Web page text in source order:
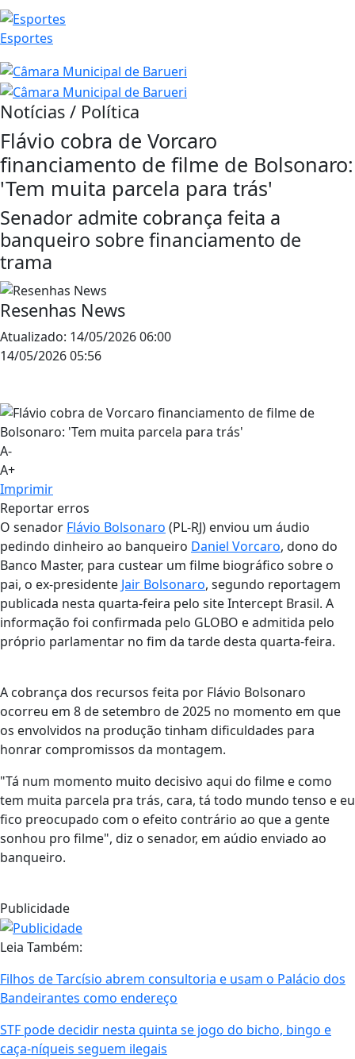
Esportes
Notícias / Política
Flávio cobra de Vorcaro
financiamento de filme de Bolsonaro:
'Tem muita parcela para trás'
Senador admite cobrança feita a
banqueiro sobre financiamento de
trama
Resenhas News
Atualizado: 14/05/2026 06:00
14/05/2026 05:56
A-
A+
Imprimir
Reportar erros
O senador Flávio Bolsonaro (PL-RJ) enviou um áudio
pedindo dinheiro ao banqueiro Daniel Vorcaro, dono do
Banco Master, para custear um filme biográfico sobre o
pai, o ex-presidente Jair Bolsonaro, segundo reportagem
publicada nesta quarta-feira pelo site Intercept Brasil. A
informação foi confirmada pelo GLOBO e admitida pelo
próprio parlamentar no fim da tarde desta quarta-feira.
A cobrança dos recursos feita por Flávio Bolsonaro
ocorreu em 8 de setembro de 2025 no momento em que
os envolvidos na produção tinham dificuldades para
honrar compromissos da montagem.
"Tá num momento muito decisivo aqui do filme e como
tem muita parcela pra trás, cara, tá todo mundo tenso e eu
fico preocupado com o efeito contrário ao que a gente
sonhou pro filme", diz o senador, em aúdio enviado ao
banqueiro.
Publicidade
Leia Também:
Filhos de Tarcísio abrem consultoria e usam o Palácio dos
Bandeirantes como endereço
STF pode decidir nesta quinta se jogo do bicho, bingo e
caça-níqueis seguem ilegais